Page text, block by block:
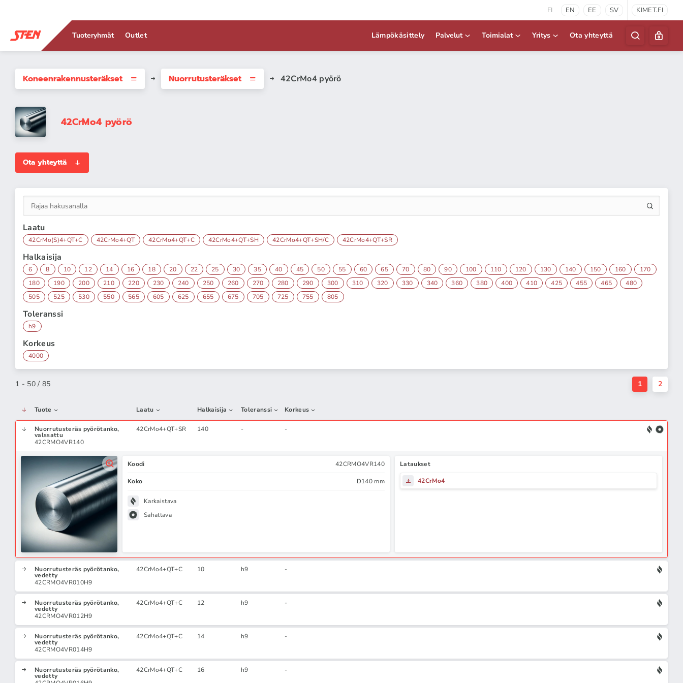
FI EN EE SV KIMET.FI
Tuoteryhmät Outlet Lämpökäsittely Palvelut Toimialat Yritys Ota yhteyttä
Koneenrakennus­teräkset Nuorrutusteräkset 42CrMo4 pyörö
42CrMo4 pyörö
Ota yhteyttä
Laatu
42CrMo(S)4+QT+C 42CrMo4+QT 42CrMo4+QT+C 42CrMo4+QT+SH 42CrMo4+QT+SH/C 42CrMo4+QT+SR
Halkaisija
6 8 10 12 14 16 18 20 22 25 30 35 40 45 50 55 60 65 70 80 90 100 110 120 130 140 150 160
170
180
190 200 210 220 230 240 250 260 270 280 290 300 310 320 330 340 360 380 400 410 425 455 465
480
505
525 530 550 565 605 625 655 675 705 725 755 805
Toleranssi
h9
Korkeus
4000
1 - 50 / 85 1 2
Tuote Laatu Halkaisija Toleranssi Korkeus
Nuorrutusteräs pyörötanko,
valssattu
42CRMO4VR140
42CrMo4+QT+SR 140 - -
Koodi 42CRMO4VR140
Koko D140 mm
Karkaistava
Sahattava
Lataukset
42CrMo4
Nuorrutusteräs pyörötanko,
vedetty
42CRMO4VR010H9
42CrMo4+QT+C 10 h9 -
Nuorrutusteräs pyörötanko,
vedetty
42CRMO4VR012H9
42CrMo4+QT+C 12 h9 -
Nuorrutusteräs pyörötanko,
vedetty
42CRMO4VR014H9
42CrMo4+QT+C 14 h9 -
Nuorrutusteräs pyörötanko,
vedetty
42CrMo4+QT+C 16 h9 -